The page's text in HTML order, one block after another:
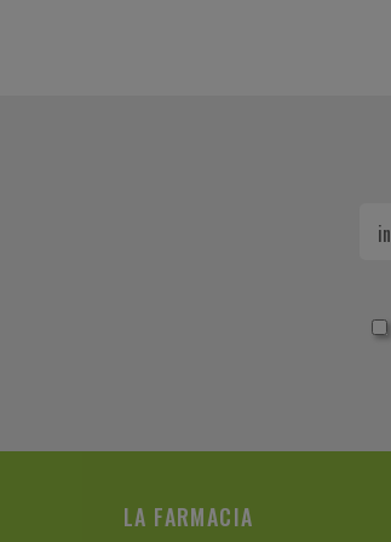
LA FARMACIA